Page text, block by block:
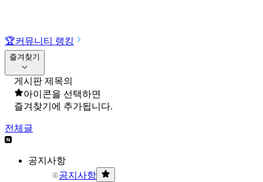
🏆커뮤니티 랭킹
즐겨찾기
게시판 제목의
아이콘을 선택하면
즐겨찾기에 추가됩니다.
전체글
공지사항
공지사항